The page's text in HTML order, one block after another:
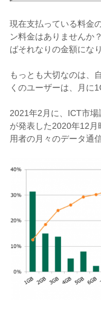
現在支払っている料金
ン料金はありませんか
ばそれなりの金額にな
もっとも大切なのは、
くのユーザーは、月に
2021年2月に、ICT市
が発表した2020年12
用者の月々のデータ通